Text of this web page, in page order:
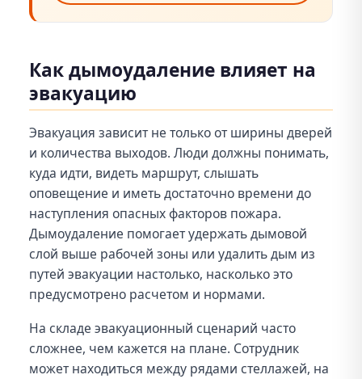
Как дымоудаление влияет на
эвакуацию
Эвакуация зависит не только от ширины дверей
и количества выходов. Люди должны понимать,
куда идти, видеть маршрут, слышать
оповещение и иметь достаточно времени до
наступления опасных факторов пожара.
Дымоудаление помогает удержать дымовой
слой выше рабочей зоны или удалить дым из
путей эвакуации настолько, насколько это
предусмотрено расчетом и нормами.
На складе эвакуационный сценарий часто
сложнее, чем кажется на плане. Сотрудник
может находиться между рядами стеллажей, на